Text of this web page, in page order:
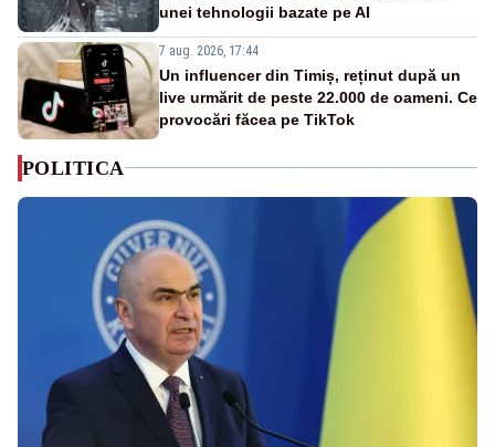
unei tehnologii bazate pe AI
7 aug. 2026, 17:44
Un influencer din Timiș, reținut după un
live urmărit de peste 22.000 de oameni. Ce
provocări făcea pe TikTok
POLITICA